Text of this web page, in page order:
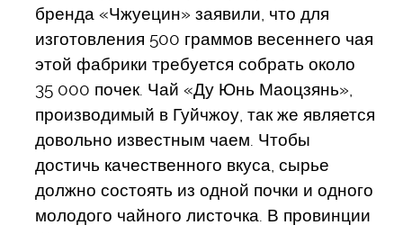
бренда «Чжуецин» заявили, что для
изготовления 500 граммов весеннего чая
этой фабрики требуется собрать около
35 000 почек. Чай «Ду Юнь Маоцзянь»,
производимый в Гуйчжоу, так же является
довольно известным чаем. Чтобы
достичь качественного вкуса, сырье
должно состоять из одной почки и одного
молодого чайного листочка. В провинции